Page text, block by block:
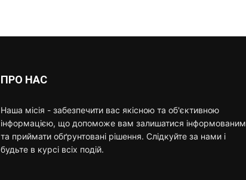
ПРО НАС
Наша місія - забезпечити вас якісною та об'єктивною
інформацією, що допоможе вам залишатися інформованим
та приймати обґрунтовані рішення. Слідкуйте за нами і
будьте в курсі всіх подій.